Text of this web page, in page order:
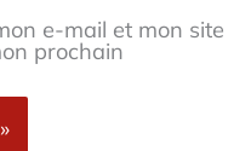
e-mail et mon site
prochain